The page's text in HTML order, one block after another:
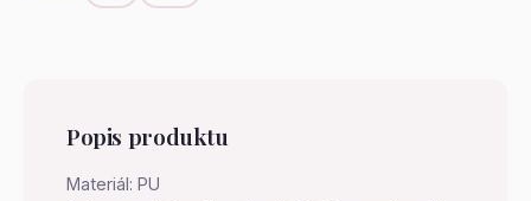
Popis produktu
Materiál: PU